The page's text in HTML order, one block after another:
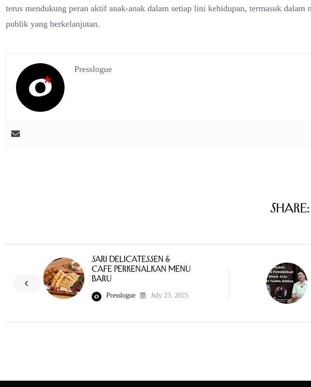
terus mendukung peran aktif anak-anak dalam setiap lini kehidupan, termasuk dalam
publik yang berkelanjutan.
Presslogue
Share:
Sari Delicatessen &
Cafe Perkenalkan Menu
Baru
Presslogue July 23, 2025